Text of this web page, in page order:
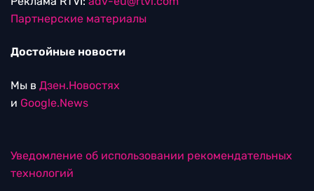
Партнерские материалы
Достойные новости
Мы в Дзен.Новостях
и Google.News
Уведомление об использовании рекомендательных
технологий